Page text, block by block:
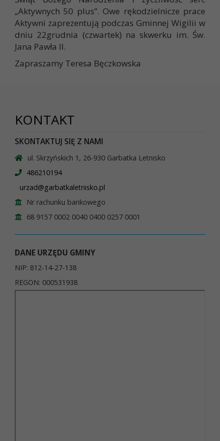
„Aktywnych 50 plus”. Owe rękodzielnicze prace
Aktywni zaprezentują podczas Gminnej Wigilii w
dniu 22grudnia (czwartek) na skwerku im. Św.
Jana Pawła II.
Zapraszamy Teresa Bęczkowska
KONTAKT
SKONTAKTUJ SIĘ Z NAMI
ul. Skrzyńskich 1, 26-930 Garbatka Letnisko
486210194
urzad@garbatkaletnisko.pl
Nr rachunku bankowego
68 9157 0002 0040 0400 0257 0001
DANE URZĘDU GMINY
NIP: 812-14-27-138
REGON: 000531938